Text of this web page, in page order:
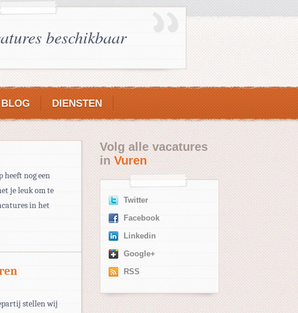
beschikbaar
BLOG DIENSTEN
heeft nog een
je leuk om te
in het
stellen wij
Volg alle vacatures
inVuren
Twitter
Facebook
Linkedin
Google+
RSS